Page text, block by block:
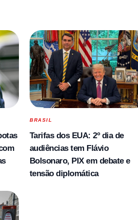
BRASIL
Tarifas dos EUA: 2º dia de
audiências tem Flávio
Bolsonaro, PIX em debate e
tensão diplomática